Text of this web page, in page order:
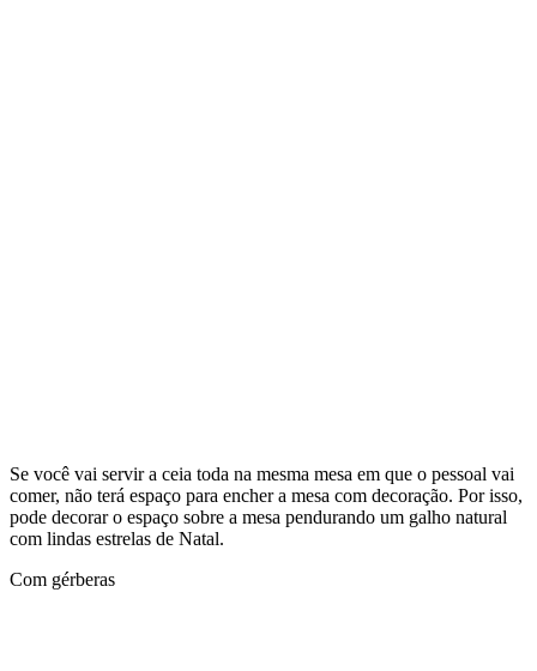
Se você vai servir a ceia toda na mesma mesa em que o pessoal vai
comer, não terá espaço para encher a mesa com decoração. Por isso,
pode decorar o espaço sobre a mesa pendurando um galho natural
com lindas estrelas de Natal.
Com gérberas